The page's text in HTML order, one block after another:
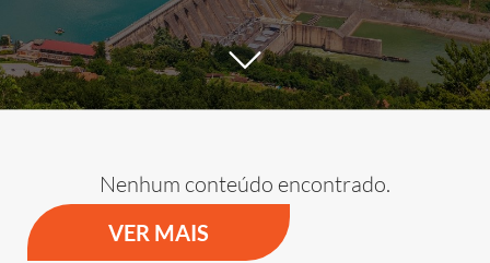
Nenhum conteúdo encontrado.
VER MAIS